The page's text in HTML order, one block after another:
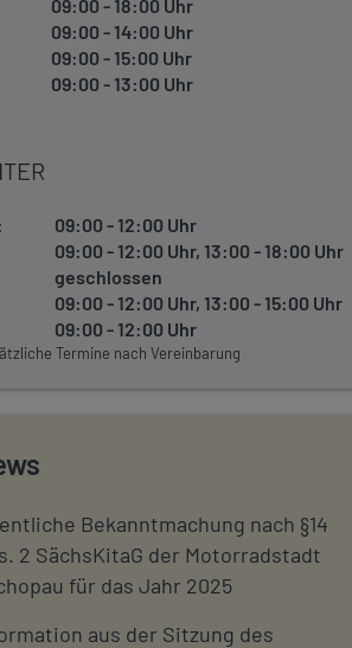
09:00 - 18:00 Uhr
09:00 - 14:00 Uhr
09:00 - 15:00 Uhr
09:00 - 13:00 Uhr
09:00 - 12:00 Uhr
09:00 - 12:00 Uhr, 13:00 - 18:00 Uhr
geschlossen
09:00 - 12:00 Uhr, 13:00 - 15:00 Uhr
09:00 - 12:00 Uhr
Termine nach Vereinbarung
Bekanntmachung nach §14
2 SächsKitaG der Motorradstadt
für das Jahr 2025
aus der Sitzung des